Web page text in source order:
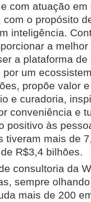
com atuação
o propósito
inteligência.
a
a plataforma
um
propõe valor
e curadoria,
conveniência e
positivo às
tiveram mais de
R$3,4 bilhões.
consultoria da
sempre
mais de 200